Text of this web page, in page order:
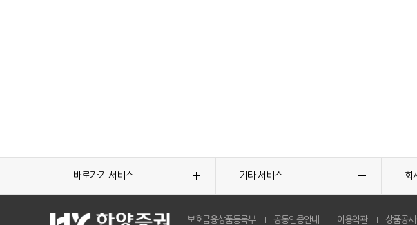
바로가기 서비스 기타 서비스 회
보호금융상품등록부 공동인증안내 이용약관 상품공